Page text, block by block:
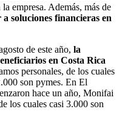
empresa. Además, más de
soluciones financieras en
de este año, la
en Costa Rica
personales, de los cuales
son pymes. En El
hace un año, Monifai
los cuales casi 3.000 son